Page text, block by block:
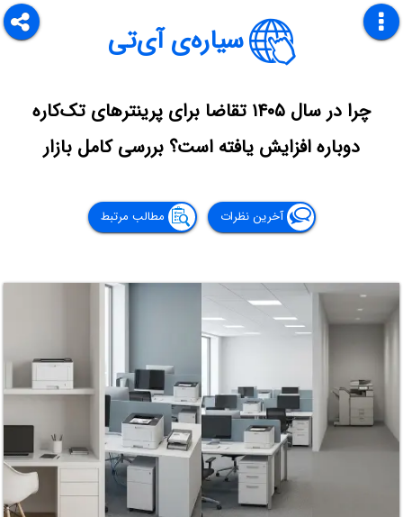
سیاره‌ی آی‌تی
چرا در سال ۱۴۰۵ تقاضا برای پرینترهای تک‌کاره
دوباره افزایش یافته است؟ بررسی کامل بازار
آخرین نظرات مطالب مرتبط